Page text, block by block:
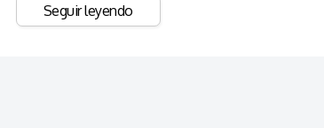
Seguir leyendo